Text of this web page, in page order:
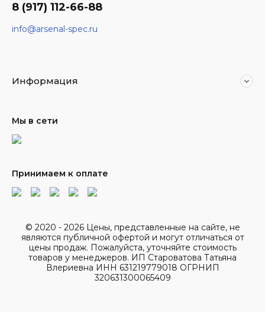
8 (917) 112-66-88
info@arsenal-spec.ru
Информация
Мы в сети
Принимаем к оплате
© 2020 - 2026 Цены, представленные на сайте, не
являются публичной офертой и могут отличаться от
цены продаж. Пожалуйста, уточняйте стоимость
товаров у менеджеров. ИП Староватова Татьяна
Влериевна ИНН 631219779018 ОГРНИП
320631300065409